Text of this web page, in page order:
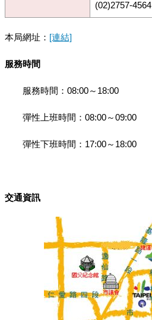
(02)2757-4564
本局網址： [連結]
服務時間
服務時間：08:00～18:00
彈性上班時間：08:00～09:00
彈性下班時間：17:00～18:00
交通資訊